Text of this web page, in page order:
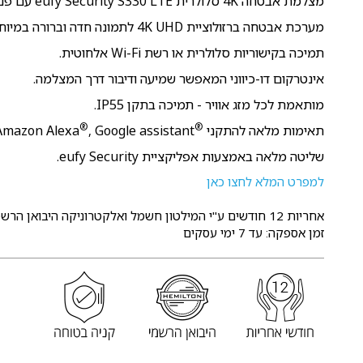
מערכת אבטחה ברזולוציית 4K UHD לתמונה חדה וברורה במיוחד.
תמיכה בקישוריות סלולרית או רשת Wi-Fi אלחוטית.
אינטרקום דו-כיווני המאפשר שמיעה ודיבור דרך המצלמה.
מותאמת לכל מזג אוויר - תמיכה בתקן IP55.
תאימות מלאה להתקני ®
Alexa®, Google assistant ולהתקני אנדרואיד ו-iOS.
שליטה מלאה באמצעות אפליקציית eufy Security.
למפרט המלא לחצו כאן
אחריות 12 חודשים
ע"י המילטון חשמל ואלקטרוניקה היבואן
זמן אספקה: עד 7 ימי עסקים